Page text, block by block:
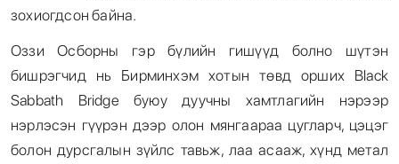
зохиогдсон байна.
Оззи Осборны гэр бүлийн гишүүд болно шүтэн
бишрэгчид нь Бирминхэм хотын төвд орших Black
Sabbath Bridge буюу дуучны хамтлагийн нэрээр
нэрлэсэн гүүрэн дээр олон мянгаараа цугларч, цэцэг
болон дурсгалын зүйлс тавьж, лаа асааж, хүнд метал